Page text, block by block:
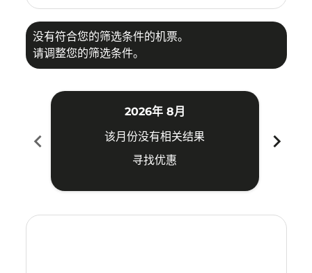
没有符合您的筛选条件的机票。
请调整您的筛选条件。
chevron_left
2026年 8月
该月份没有相关结果
寻找优惠
chevron_right